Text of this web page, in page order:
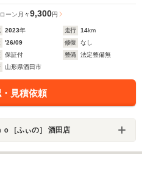
ーン 月々9,300円
2023年 走行 14km
'26/09 修復
なし
保証付 整備
法定整備無
山形県酒田市
見積依頼
［ふぃの］ 酒田店